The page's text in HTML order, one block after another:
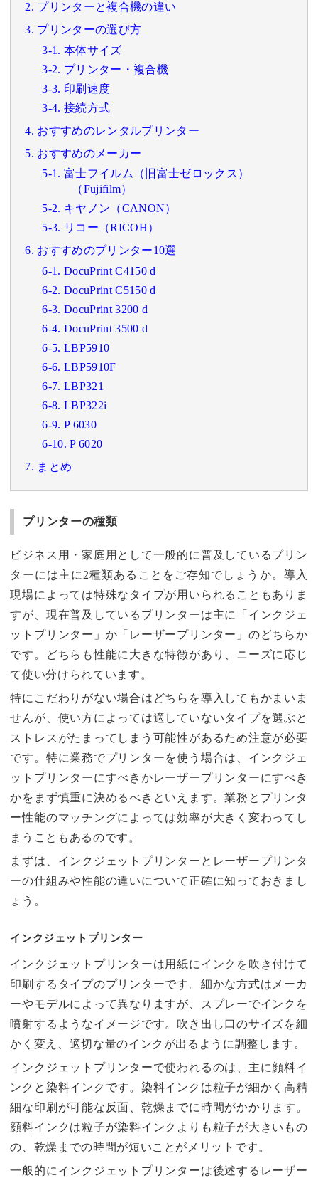
2. プリンターと複合機の違い
3. プリンターの選び方
3-1. 本体サイズ
3-2. プリンター・複合機
3-3. 印刷速度
3-4. 接続方式
4. おすすめのレンタルプリンター
5. おすすめのメーカー
5-1. 富士フイルム（旧富士ゼロックス）
（Fujifilm）
5-2. キヤノン（CANON）
5-3. リコー（RICOH）
6. おすすめのプリンター10選
6-1. DocuPrint C4150 d
6-2. DocuPrint C5150 d
6-3. DocuPrint 3200 d
6-4. DocuPrint 3500 d
6-5. LBP5910
6-6. LBP5910F
6-7. LBP321
6-8. LBP322i
6-9. P 6030
6-10. P 6020
7. まとめ
プリンターの種類
ビジネス用・家庭用として一般的に普及しているプリン
ターには主に2種類あることをご存知でしょうか。導入
現場によっては特殊なタイプが用いられることもありま
すが、現在普及しているプリンターは主に「インクジェ
ットプリンター」か「レーザープリンター」のどちらか
です。どちらも性能に大きな特徴があり、ニーズに応じ
て使い分けられています。
特にこだわりがない場合はどちらを導入してもかまいま
せんが、使い方によっては適していないタイプを選ぶと
ストレスがたまってしまう可能性があるため注意が必要
です。特に業務でプリンターを使う場合は、インクジェ
ットプリンターにすべきかレーザープリンターにすべき
かをまず慎重に決めるべきといえます。業務とプリンタ
ー性能のマッチングによっては効率が大きく変わってし
まうこともあるのです。
まずは、インクジェットプリンターとレーザープリンタ
ーの仕組みや性能の違いについて正確に知っておきまし
ょう。
インクジェットプリンター
インクジェットプリンターは用紙にインクを吹き付けて
印刷するタイプのプリンターです。細かな方式はメーカ
ーやモデルによって異なりますが、スプレーでインクを
噴射するようなイメージです。吹き出し口のサイズを細
かく変え、適切な量のインクが出るように調整します。
インクジェットプリンターで使われるのは、主に顔料イ
ンクと染料インクです。染料インクは粒子が細かく高精
細な印刷が可能な反面、乾燥までに時間がかかります。
顔料インクは粒子が染料インクよりも粒子が大きいもの
の、乾燥までの時間が短いことがメリットです。
一般的にインクジェットプリンターは後述するレーザー